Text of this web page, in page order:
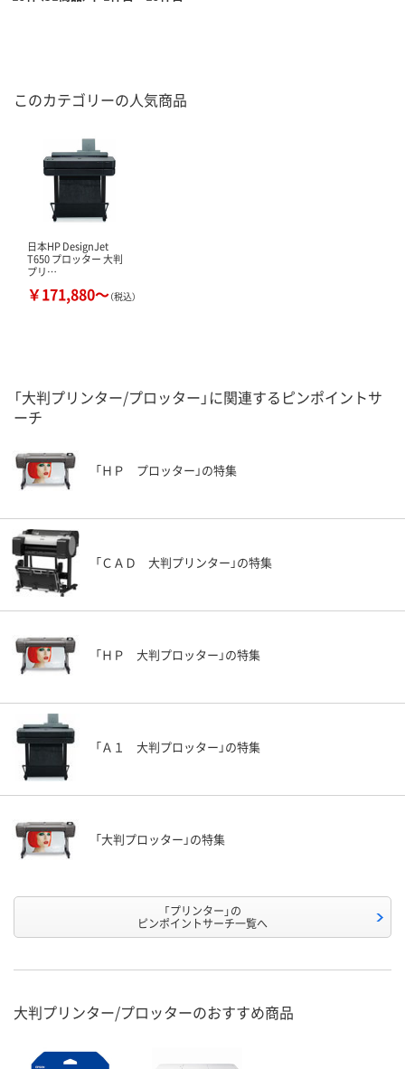
このカテゴリーの人気商品
日本HP DesignJet
T650 プロッター 大判
プリ…
￥171,880～（税込）
「大判プリンター/プロッター」に関連するピンポイントサ
ーチ
「ＨＰ プロッター」の特集
「ＣＡＤ 大判プリンター」の特集
「ＨＰ 大判プロッター」の特集
「Ａ１ 大判プロッター」の特集
「大判プロッター」の特集
「プリンター」の
ピンポイントサーチ一覧へ
大判プリンター/プロッターのおすすめ商品